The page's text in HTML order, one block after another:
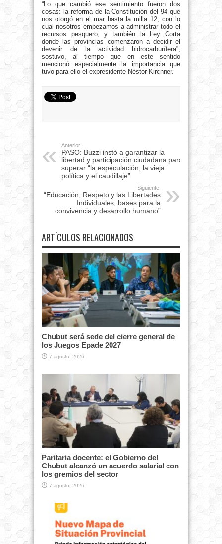
“Lo que cambió ese sentimiento fueron dos
cosas: la reforma de la Constitución del 94 que
nos otorgó en el mar hasta la milla 12, con lo
cual nosotros empezamos a administrar todo el
recursos pesquero, y también la Ley Corta
donde las provincias comenzaron a decidir el
devenir de la actividad hidrocarburífera”,
sostuvo, al tiempo que en este sentido
mencionó especialmente la importancia que
tuvo para ello el expresidente Néstor Kirchner.
Anterior:
PASO: Buzzi instó a garantizar la
libertad y participación ciudadana para
superar “la especulación, la vieja
política y el caudillaje”
Siguiente:
“Educación, Respeto y las Libertades
Individuales, bases para la
convivencia y desarrollo humano”
ARTÍCULOS RELACIONADOS
Chubut será sede del cierre general de
los Juegos Epade 2027
7 agosto, 2026
Paritaria docente: el Gobierno del
Chubut alcanzó un acuerdo salarial con
los gremios del sector
7 agosto, 2026